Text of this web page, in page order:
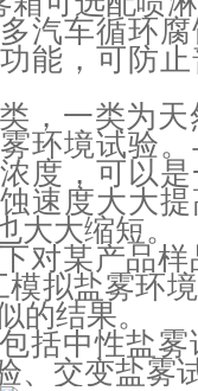
汽车循环
能，可防
，一类为
环境试验
度，可以
速度大大
大大缩短。
对某产品
拟盐雾环
的结果。
括中性盐
、交变盐雾